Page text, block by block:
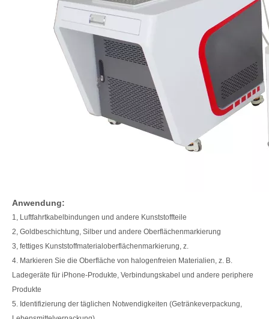
Anwendung:
1, Luftfahrtkabelbindungen und andere Kunststoffteile
2, Goldbeschichtung, Silber und andere Oberflächenmarkierung
3, fettiges Kunststoffmaterialoberflächenmarkierung, z.
4. Markieren Sie die Oberfläche von halogenfreien Materialien, z. B.
Ladegeräte für iPhone-Produkte, Verbindungskabel und andere periphere
Produkte
5. Identifizierung der täglichen Notwendigkeiten (Getränkeverpackung,